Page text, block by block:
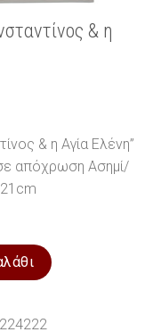
& η
& η Αγία Ελένη”
απόχρωση Ασημί/
& η Αγία Ελένη